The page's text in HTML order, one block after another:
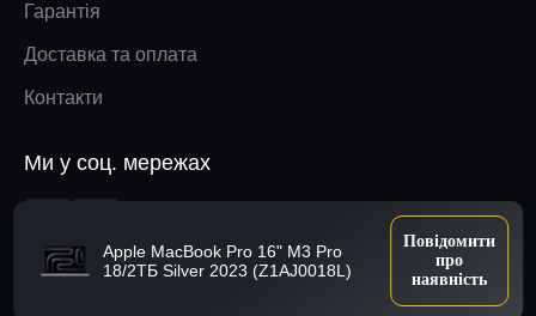
Apple MacBook Pro 16" M3 Pro
18/2ТБ Silver 2023 (Z1AJ0018L)
Повідомити
про
наявність
Гарантія
Доставка та оплата
Контакти
Ми у соц. мережах
Наверх